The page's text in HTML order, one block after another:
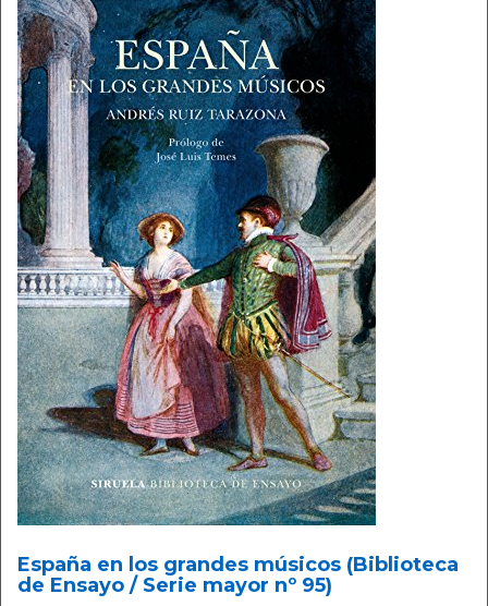
España en los grandes músicos (Biblioteca
de Ensayo / Serie mayor nº 95)